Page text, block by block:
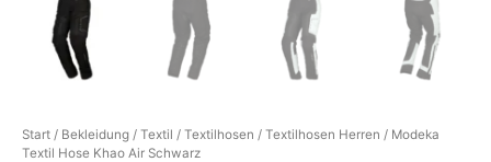
Start / Bekleidung / Textil / Textilhosen / Textilhosen Herren / Modeka
Textil Hose Khao Air Schwarz